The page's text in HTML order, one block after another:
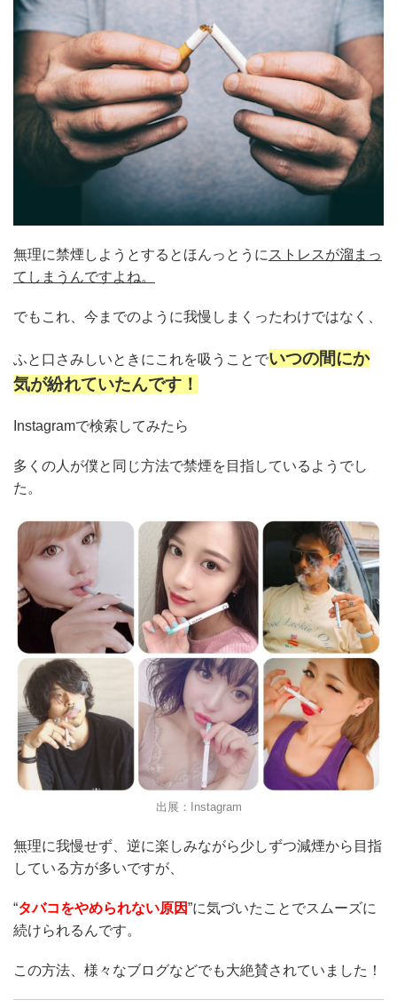
無理に禁煙しようとするとほんっとうに ストレスが溜まっ
てしまうんですよね。
でもこれ、今までのように我慢しまくったわけではなく、
ふと口さみしいときにこれを吸うことでいつの間にか
気が紛れていたんです！
Instagramで検索してみたら
多くの人が僕と同じ方法で禁煙を目指しているようでし
た。
出展：Instagram
無理に我慢せず、逆に楽しみながら少しずつ減煙から目指
している方が多いですが、
“タバコをやめられない原因”に気づいたことでスムーズに
続けられるんです。
この方法、様々なブログなどでも大絶賛されていました！